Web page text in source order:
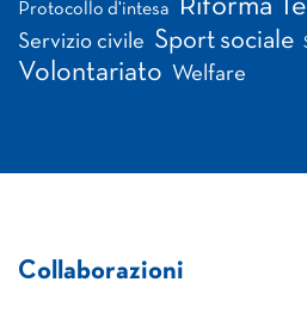
Protocollo d'intesa Riforma
Servizio civile Sport sociale
Volontariato Welfare
Collaborazioni